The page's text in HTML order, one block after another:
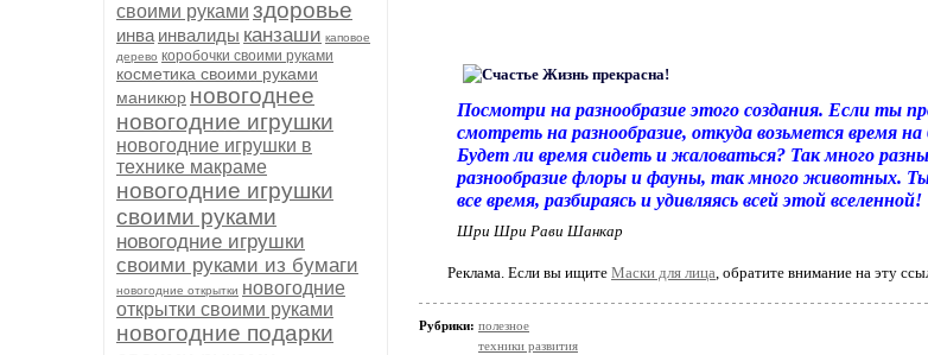
своими руками здоровье
инва инвалиды канзаши каповое
дерево коробочки своими руками
косметика своими руками
маникюр новогоднее
новогодние игрушки
новогодние игрушки в
технике макраме
новогодние игрушки
своими руками
новогодние игрушки
своими руками из бумаги
новогодние открытки новогодние
открытки своими руками
новогодние подарки
Посмотри на разнообразие этого создания. Если ты
смотреть на разнообразие, откуда возьмется время на
Будет ли время сидеть и жаловаться? Так много
разнообразие флоры и фауны, так много животных.
все время, разбираясь и удивляясь всей этой вселенной!
Шри Шри Рави Шанкар
Реклама. Если вы ищите Маски для лица, обратите внимание на эту
Рубрики: полезное
техники развития